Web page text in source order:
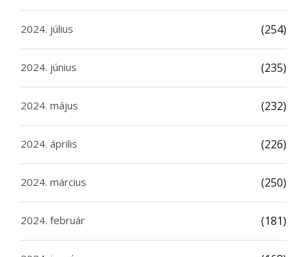
2024. július (254)
2024. június (235)
2024. május (232)
2024. április (226)
2024. március (250)
2024. február (181)